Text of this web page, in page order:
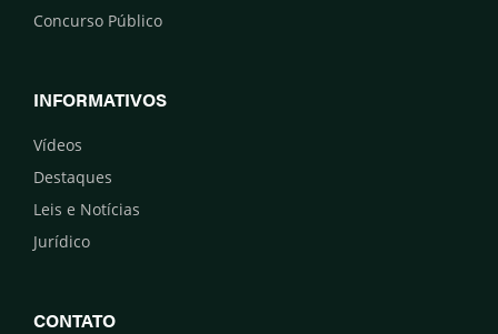
Concurso Público
INFORMATIVOS
Vídeos
Destaques
Leis e Notícias
Jurídico
CONTATO